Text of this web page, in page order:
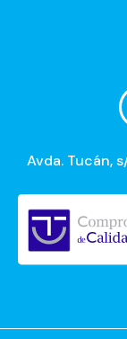
Avda. Tucán,